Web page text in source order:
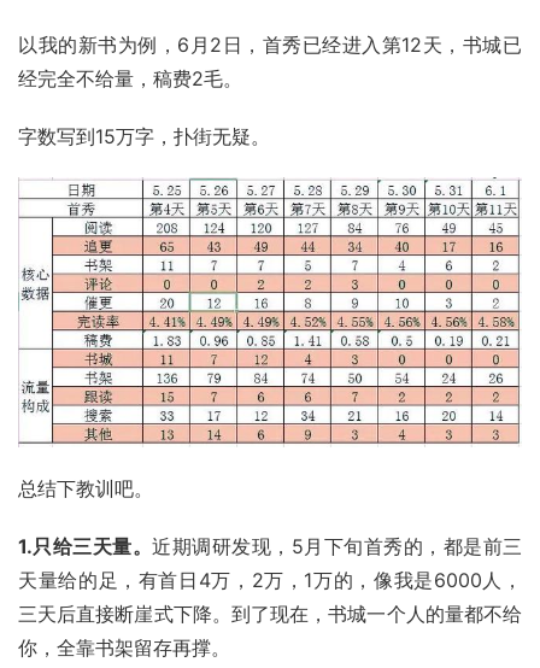
以我的新书为例，6月2日，首秀已经进入第12天，书城已
经完全不给量，稿费2毛。
字数写到15万字，扑街无疑。
总结下教训吧。
1.只给三天量。近期调研发现，5月下旬首秀的，都是前三
天量给的足，有首日4万，2万，1万的，像我是6000人，
三天后直接断崖式下降。到了现在，书城一个人的量都不给
你，全靠书架留存再撑。